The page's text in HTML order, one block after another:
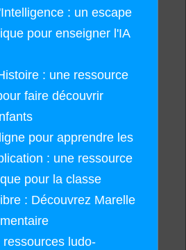
: un escape
pour enseigner l'IA
: une ressource
faire découvrir
pour apprendre les
: une ressource
pour la classe
: Découvrez Marelle
ludo-